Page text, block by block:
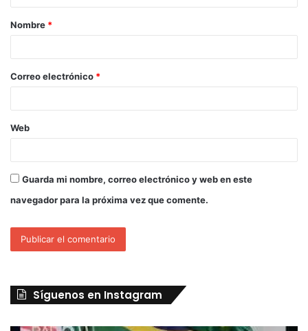
Nombre *
Correo electrónico *
Web
Guarda mi nombre, correo electrónico y web en este
navegador para la próxima vez que comente.
Síguenos en Instagram